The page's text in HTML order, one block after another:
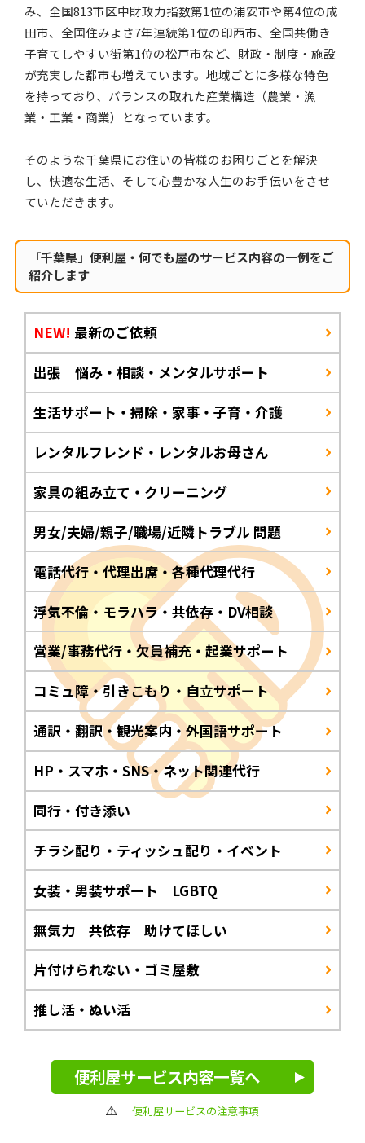
み、全国813市区中財政力指数第1位の浦安市や第4位の成
田市、全国住みよさ7年連続第1位の印西市、全国共働き
子育てしやすい街第1位の松戸市など、財政・制度・施設
が充実した都市も増えています。地域ごとに多様な特色
を持っており、バランスの取れた産業構造（農業・漁
業・工業・商業）となっています。
そのような千葉県にお住いの皆様のお困りごとを解決
し、快適な生活、そして心豊かな人生のお手伝いをさせ
ていただきます。
「千葉県」便利屋・何でも屋のサービス内容の一例をご
紹介します
NEW! 最新のご依頼
出張 悩み・相談・メンタルサポート
生活サポート・掃除・家事・子育・介護
レンタルフレンド・レンタルお母さん
家具の組み立て・クリーニング
男女/夫婦/親子/職場/近隣トラブル 問題
電話代行・代理出席・各種代理代行
浮気不倫・モラハラ・共依存・DV相談
営業/事務代行・欠員補充・起業サポート
コミュ障・引きこもり・自立サポート
通訳・翻訳・観光案内・外国語サポート
HP・スマホ・SNS・ネット関連代行
同行・付き添い
チラシ配り・ティッシュ配り・イベント
女装・男装サポート LGBTQ
無気力 共依存 助けてほしい
片付けられない・ゴミ屋敷
推し活・ぬい活
便利屋サービス内容一覧へ
便利屋サービスの注意事項